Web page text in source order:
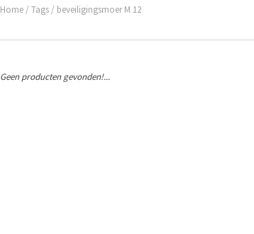
Home / Tags / beveiligingsmoer M 12
Geen producten gevonden!...